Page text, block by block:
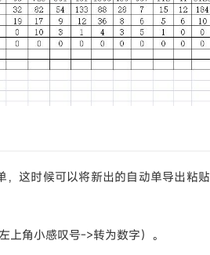
，这时候可以将新出的自动单导出粘贴
角小感叹号->转为数字）。